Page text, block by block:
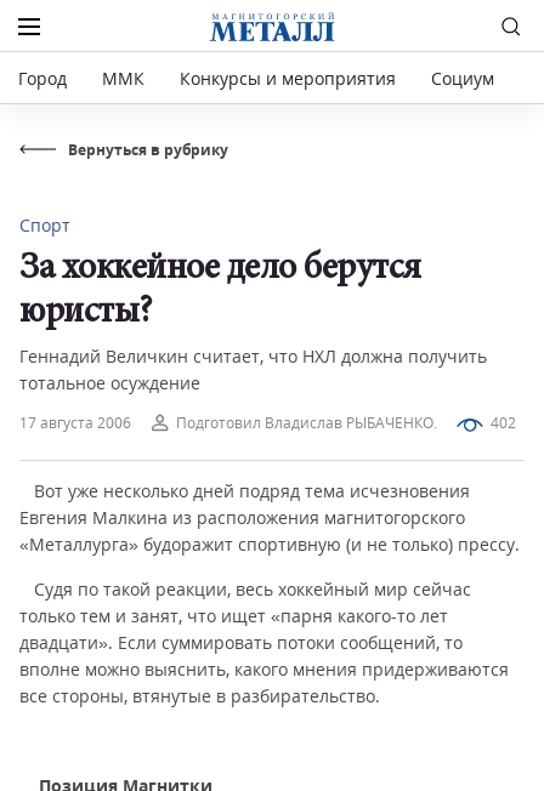
Город ММК Конкурсы и мероприятия Социум
Вернуться в рубрику
17 августа 2006 Подготовил Владислав РЫБАЧЕНКО. 402
Спорт
За хоккейное дело берутся
юристы?
Геннадий Величкин считает, что НХЛ должна получить
тотальное осуждение
Вот уже несколько дней подряд тема исчезновения
Евгения Малкина из расположения магнитогорского
«Металлурга» будоражит спортивную (и не только) прессу.
Судя по такой реакции, весь хоккейный мир сейчас
только тем и занят, что ищет «парня какого-то лет
двадцати». Если суммировать потоки сообщений, то
вполне можно выяснить, какого мнения придерживаются
все стороны, втянутые в разбирательство.
Позиция Магнитки